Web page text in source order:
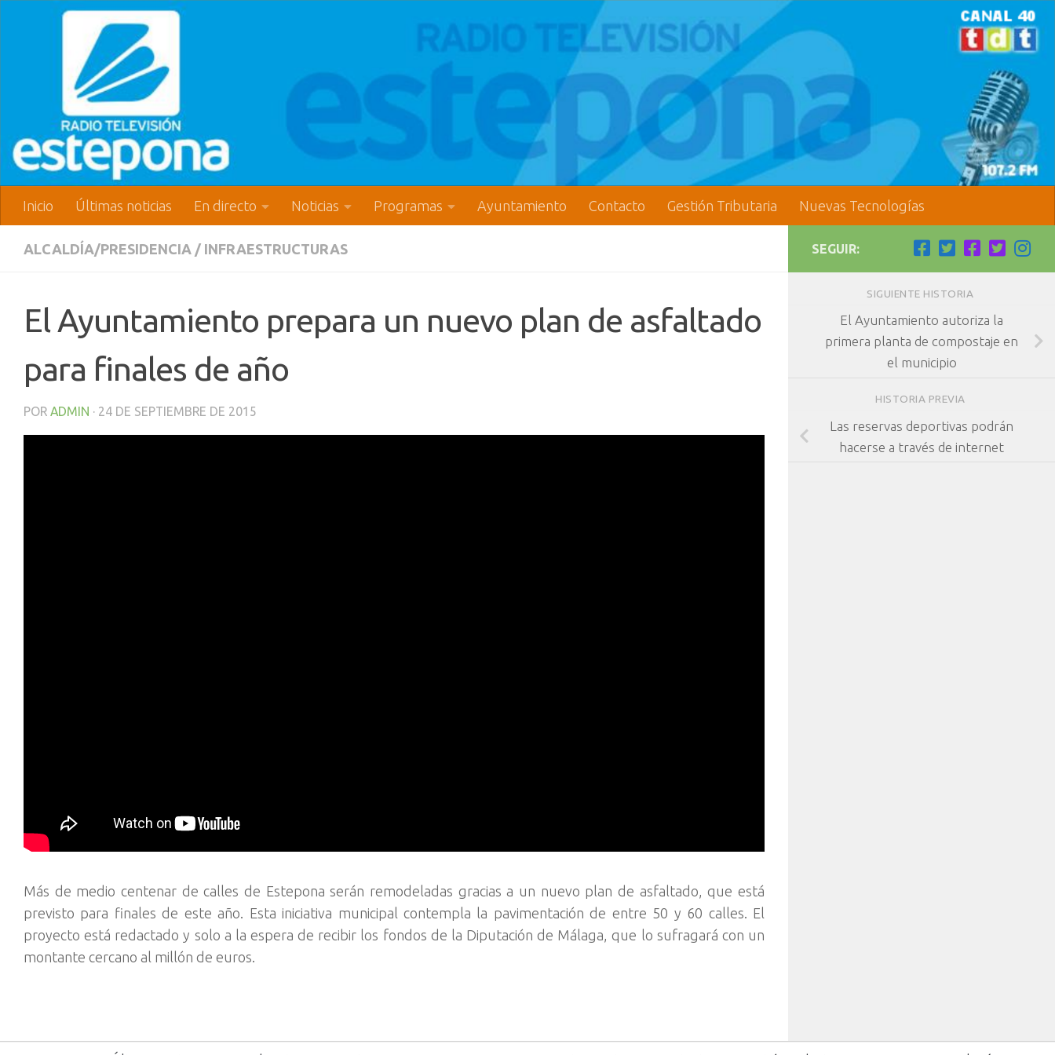
Inicio Últimas noticias En directo Noticias Programas Ayuntamiento Contacto Gestión Tributaria Nuevas Tecnologías
ALCALDÍA/PRESIDENCIA / INFRAESTRUCTURAS
El Ayuntamiento prepara un nuevo plan de asfaltado
para finales de año
POR ADMIN · 24 DE SEPTIEMBRE DE 2015
Más de medio centenar de calles de Estepona serán remodeladas gracias a un nuevo plan de asfaltado, que está
previsto para finales de este año. Esta iniciativa municipal contempla la pavimentación de entre 50 y 60 calles. El
proyecto está redactado y solo a la espera de recibir los fondos de la Diputación de Málaga, que lo sufragará con un
montante cercano al millón de euros.
SEGUIR:
SIGUIENTE HISTORIA
El Ayuntamiento autoriza la
primera planta de compostaje en
el municipio
HISTORIA PREVIA
Las reservas deportivas podrán
hacerse a través de internet